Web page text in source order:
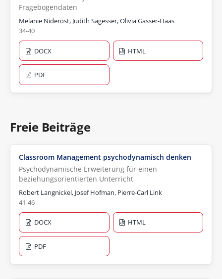
Fragebogendaten
Melanie Nideröst, Judith Sägesser, Olivia Gasser-Haas
34-40
DOCX HTML
PDF
Freie Beiträge
Classroom Management psychodynamisch denken
Psychodynamische Erweiterung für einen
beziehungsorientierten Unterricht
Robert Langnickel, Josef Hofman, Pierre-Carl Link
41-46
DOCX HTML
PDF